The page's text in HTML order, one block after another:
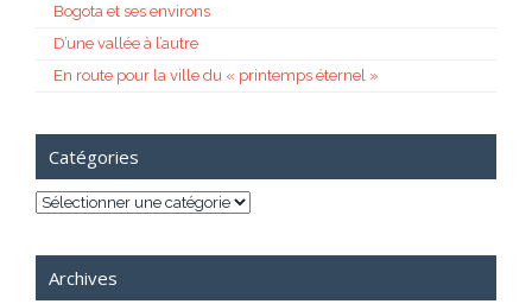
Bogota et ses environs
D’une vallée à l’autre
En route pour la ville du « printemps éternel »
Catégories
Catégories
Archives